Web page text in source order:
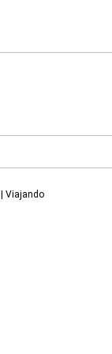
Viajando